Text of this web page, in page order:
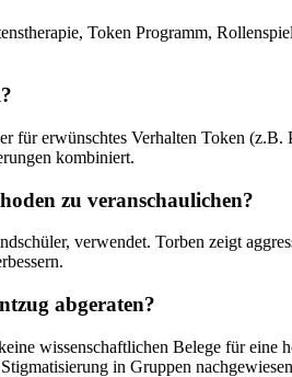
Token Programm,
erwünschtes Verhalten Token
kombiniert.
zu veranschaulichen?
verwendet. Torben zeigt
abgeraten?
wissenschaftlichen Belege für
in Gruppen